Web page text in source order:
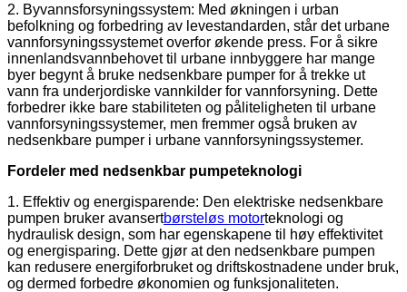
2. Byvannsforsyningssystem: Med økningen i urban
befolkning og forbedring av levestandarden, står det urbane
vannforsyningssystemet overfor økende press. For å sikre
innenlandsvannbehovet til urbane innbyggere har mange
byer begynt å bruke nedsenkbare pumper for å trekke ut
vann fra underjordiske vannkilder for vannforsyning. Dette
forbedrer ikke bare stabiliteten og påliteligheten til urbane
vannforsyningssystemer, men fremmer også bruken av
nedsenkbare pumper i urbane vannforsyningssystemer.
Fordeler med nedsenkbar pumpeteknologi
1. Effektiv og energisparende: Den elektriske nedsenkbare
pumpen bruker avansertbørsteløs motorteknologi og
hydraulisk design, som har egenskapene til høy effektivitet
og energisparing. Dette gjør at den nedsenkbare pumpen
kan redusere energiforbruket og driftskostnadene under bruk,
og dermed forbedre økonomien og funksjonaliteten.